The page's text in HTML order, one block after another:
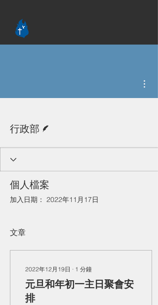
行政部
個人檔案
加入日期： 2022年11月17日
文章
2022年12月19日 ∙ 1 分鐘
元旦和年初一主日聚會安
排